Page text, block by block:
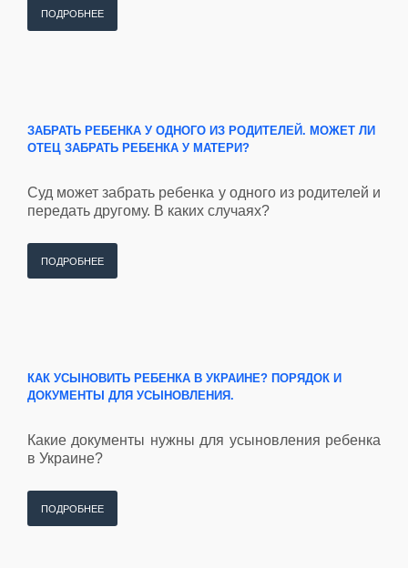
ПОДРОБНЕЕ
ЗАБРАТЬ РЕБЕНКА У ОДНОГО ИЗ РОДИТЕЛЕЙ. МОЖЕТ ЛИ
ОТЕЦ ЗАБРАТЬ РЕБЕНКА У МАТЕРИ?
Суд может забрать ребенка у одного из родителей и
передать другому. В каких случаях?
ПОДРОБНЕЕ
КАК УСЫНОВИТЬ РЕБЕНКА В УКРАИНЕ? ПОРЯДОК И
ДОКУМЕНТЫ ДЛЯ УСЫНОВЛЕНИЯ.
Какие документы нужны для усыновления ребенка
в Украине?
ПОДРОБНЕЕ